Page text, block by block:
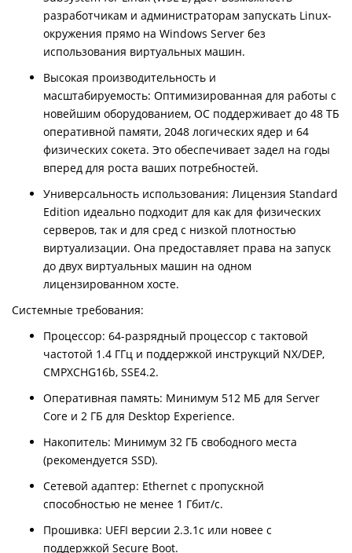
разработчикам и администраторам запускать Linux-
окружения прямо на Windows Server без
использования виртуальных машин.
Высокая производительность и
масштабируемость: Оптимизированная для работы с
новейшим оборудованием, ОС поддерживает до 48 ТБ
оперативной памяти, 2048 логических ядер и 64
физических сокета. Это обеспечивает задел на годы
вперед для роста ваших потребностей.
Универсальность использования: Лицензия Standard
Edition идеально подходит для как для физических
серверов, так и для сред с низкой плотностью
виртуализации. Она предоставляет права на запуск
до двух виртуальных машин на одном
лицензированном хосте.
Системные требования:
Процессор: 64-разрядный процессор с тактовой
частотой 1.4 ГГц и поддержкой инструкций NX/DEP,
CMPXCHG16b, SSE4.2.
Оперативная память: Минимум 512 МБ для Server
Core и 2 ГБ для Desktop Experience.
Накопитель: Минимум 32 ГБ свободного места
(рекомендуется SSD).
Сетевой адаптер: Ethernet с пропускной
способностью не менее 1 Гбит/с.
Прошивка: UEFI версии 2.3.1c или новее с
поддержкой Secure Boot.